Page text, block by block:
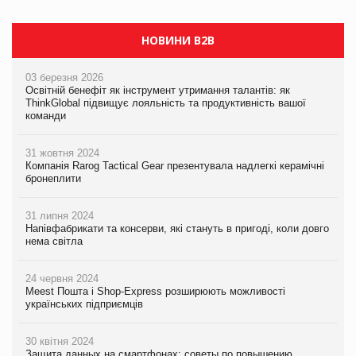
НОВИНИ B2B
03 березня 2026
Освітній бенефіт як інструмент утримання талантів: як
ThinkGlobal підвищує лояльність та продуктивність вашої
команди
31 жовтня 2024
Компанія Rarog Tactical Gear презентувала надлегкі керамічні
бронеплити
31 липня 2024
Напівфабрикати та консерви, які стануть в пригоді, коли довго
нема світла
24 червня 2024
Meest Пошта і Shop-Express розширюють можливості
українських підприємців
30 квітня 2024